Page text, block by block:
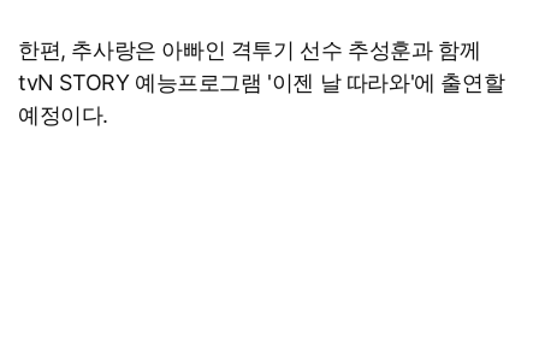
한편, 추사랑은 아빠인 격투기 선수 추성훈과 함께
tvN STORY 예능프로그램 '이젠 날 따라와'에 출연할
예정이다.